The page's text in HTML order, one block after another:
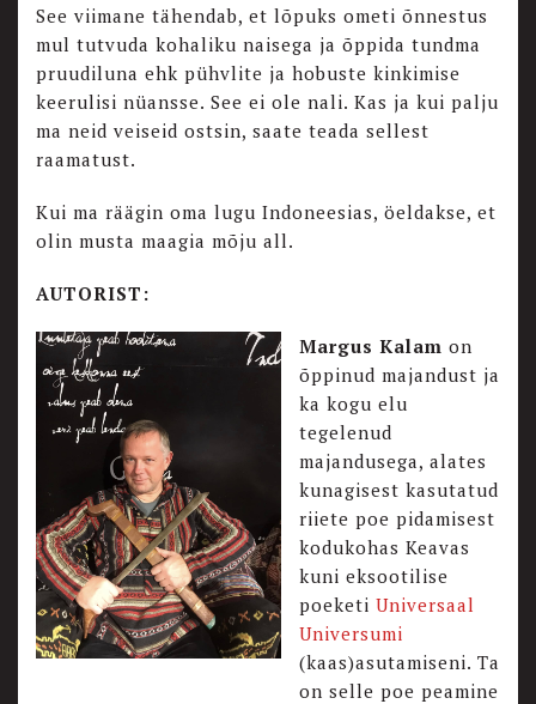
See viimane tähendab, et lõpuks ometi õnnestus
mul tutvuda kohaliku naisega ja õppida tundma
pruudiluna ehk pühvlite ja hobuste kinkimise
keerulisi nüansse. See ei ole nali. Kas ja kui palju
ma neid veiseid ostsin, saate teada sellest
raamatust.
Kui ma räägin oma lugu Indoneesias, öeldakse, et
olin musta maagia mõju all.
AUTORIST:
Margus Kalam on
õppinud majandust ja
ka kogu elu
tegelenud
majandusega, alates
kunagisest kasutatud
riiete poe pidamisest
kodukohas Keavas
kuni eksootilise
poeketi Universaal
Universumi
(kaas)asutamiseni. Ta
on selle poe peamine